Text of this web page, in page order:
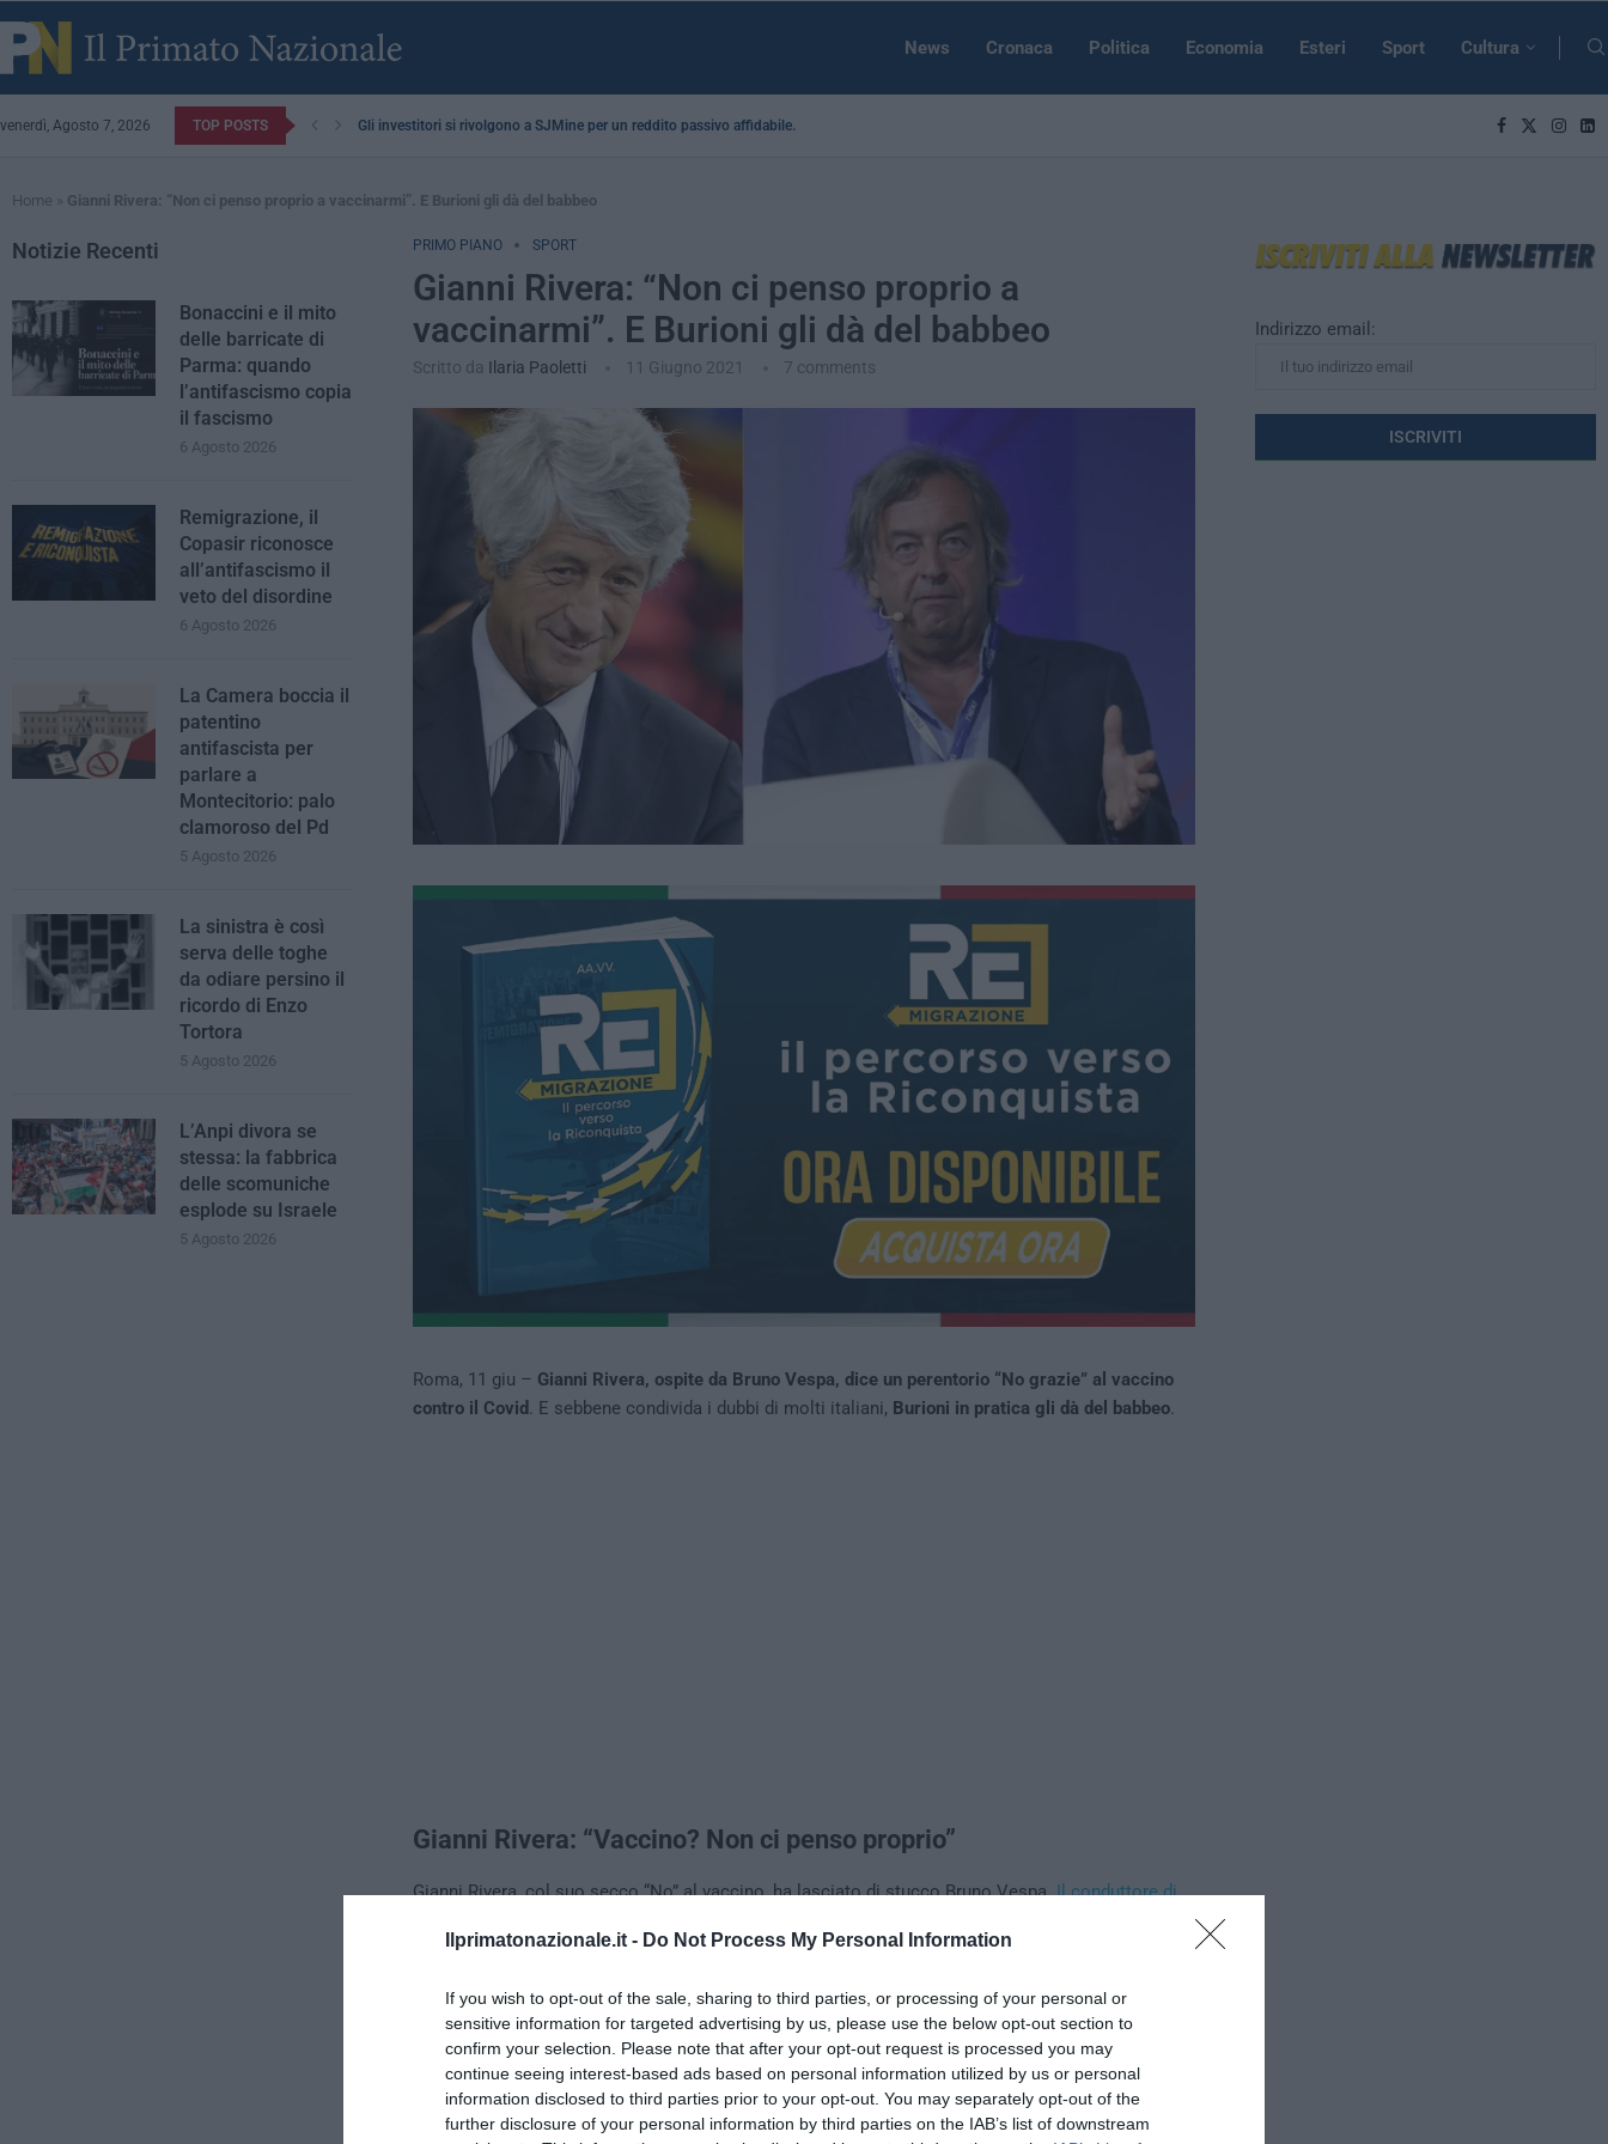
Ilprimatonazionale.it - Do Not Process My Personal Information
If you wish to opt-out of the sale, sharing to third parties, or processing of your personal or
sensitive information for targeted advertising by us, please use the below opt-out section to
confirm your selection. Please note that after your opt-out request is processed you may
continue seeing interest-based ads based on personal information utilized by us or personal
information disclosed to third parties prior to your opt-out. You may separately opt-out of the
further disclosure of your personal information by third parties on the IAB’s list of downstream
News Cronaca Politica Economia Esteri Sport Cultura
venerdì, Agosto 7, 2026 TOP POSTS Gli investitori si rivolgono a SJMine per un reddito passivo affidabile...
Home » Gianni Rivera: “Non ci penso proprio a vaccinarmi”. E Burioni gli dà del babbeo
PRIMO PIANO SPORT
Gianni Rivera: “Non ci penso proprio a
vaccinarmi”. E Burioni gli dà del babbeo
Scritto da Ilaria Paoletti 11 Giugno 2021 7 comments
Roma, 11 giu – Gianni Rivera, ospite da Bruno Vespa, dice un perentorio “No grazie” al vaccino
contro il Covid. E sebbene condivida i dubbi di molti italiani, Burioni in pratica gli dà del babbeo.
Gianni Rivera: “Vaccino? Non ci penso proprio”
Gianni Rivera, col suo secco “No” al vaccino, ha lasciato di stucco Bruno Vespa.Il conduttore di
proprio“. Quando Vespa ha chiesto il motivo di questa decisione, Rivera ha risposto serenamente:
alcuni virologi dicono proprio di evitare”. “Io – continua Rivera, incurante delle reazioni stupite
attorno a lui – ho fatto il tampone stamattina ed è risultato negativo, io sono tranquillissimo”.
Indirizzo email:
Notizie Recenti
Bonaccini e il mito
delle barricate di
Parma: quando
l’antifascismo copia
il fascismo
6 Agosto 2026
Remigrazione, il
Copasir riconosce
all’antifascismo il
veto del disordine
6 Agosto 2026
La Camera boccia il
patentino
antifascista per
parlare a
Montecitorio: palo
clamoroso del Pd
5 Agosto 2026
La sinistra è così
serva delle toghe
da odiare persino il
ricordo di Enzo
Tortora
5 Agosto 2026
L’Anpi divora se
stessa: la fabbrica
delle scomuniche
esplode su Israele
5 Agosto 2026